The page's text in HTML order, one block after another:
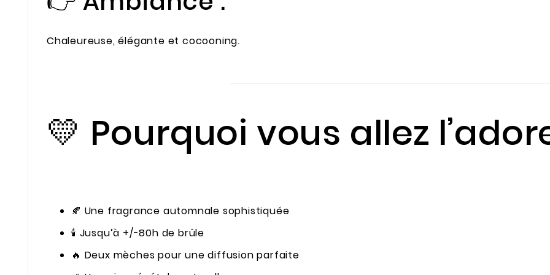
Chaleureuse, élégante et cocooning.
💛 Pourquoi vous allez
🍂 Une fragrance automnale sophistiquée
🕯️ Jusqu’à +/-80h de brûle
🔥 Deux mèches pour une diffusion parfaite